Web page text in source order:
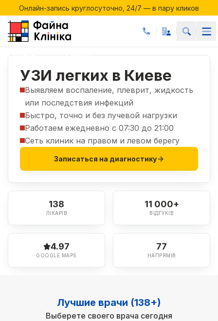
Онлайн-запись круглосуточно, 24/7 — в пару кликов
Онлайн-запись круглосуточно, 24/7 — в пару кликов
Услуги|УЗИ|УЗИ легких
УЗИ легких в Киеве
Выявляем воспаление, плеврит, жидкость
или последствия инфекций
Быстро, точно и без лучевой нагрузки
Работаем ежедневно с 07:30 до 21:00
Сеть клиник на правом и левом берегу
Записаться на диагностику
138
ЛІКАРІВ
11 000+
ВІДГУКІВ
4.97
GOOGLE MAPS
77
НАПРЯМІВ
Лучшие врачи (138+)
Выберете своего врача сегодня